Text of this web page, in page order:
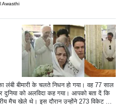
विश करते हुए कुछ अनदेखी तस्वीरें शेयर की है. इ
प्यार.. मेरे सबसे अच्छे दोस्त.. मेरी सबसे खुशी
अपने सीक्रेट अकाउंट से यह कैप्शन पढ़ रहे
मुबारक हो बेबी...आप इसे मैजिकल बना देते हैं.
Awasthi
लंबी बीमारी के चलते निधन हो गया। वह 77 साल
को अलविदा कह गया। आपको बता दें कि
मैच खेले थे। इस दौरान उन्होंने 273 विकेट झट